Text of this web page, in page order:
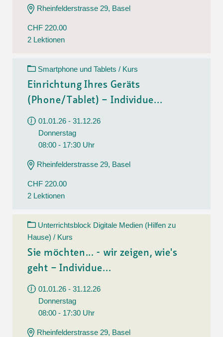
Rheinfelderstrasse 29, Basel
CHF 220.00
2 Lektionen
Smartphone und Tablets / Kurs
Einrichtung Ihres Geräts
(Phone/Tablet) – Individue...
01.01.26 - 31.12.26
Donnerstag
08:00 - 17:30 Uhr
Rheinfelderstrasse 29, Basel
CHF 220.00
2 Lektionen
Unterrichtsblock Digitale Medien (Hilfen zu
Hause) / Kurs
Sie möchten... - wir zeigen, wie's
geht – Individue...
01.01.26 - 31.12.26
Donnerstag
08:00 - 17:30 Uhr
Rheinfelderstrasse 29, Basel